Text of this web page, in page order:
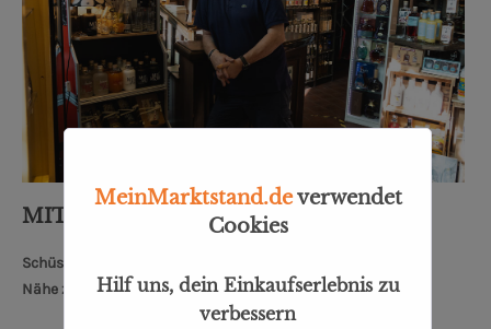
MITNIG - Julius Kalbhenn OHG
Schüsselkorb 12, 28195 Bremen
Nähe zum Bremer Dom: 0,3 km
MeinMarktstand.deverwendet
Cookies
Hilf uns, dein Einkaufserlebnis zu
verbessern